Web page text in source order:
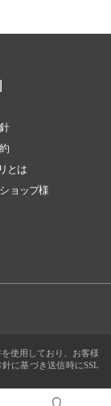
とは
ョップ様
使用しており、お客様
に基づき送信時にSSL